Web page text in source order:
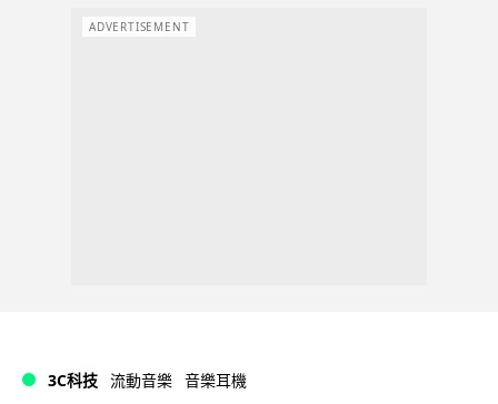
ADVERTISEMENT
3C科技 流動音樂 音樂耳機